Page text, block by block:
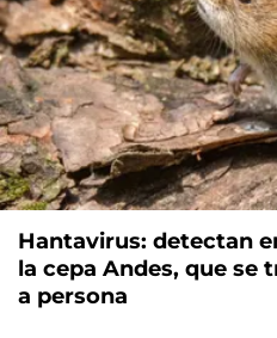
Hantavirus: detectan
la cepa Andes, que se
a persona